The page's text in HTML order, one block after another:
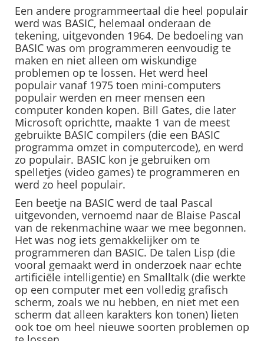
Een andere programmeertaal die heel populair
werd was BASIC, helemaal onderaan de
tekening, uitgevonden 1964. De bedoeling van
BASIC was om programmeren eenvoudig te
maken en niet alleen om wiskundige
problemen op te lossen. Het werd heel
populair vanaf 1975 toen mini-computers
populair werden en meer mensen een
computer konden kopen. Bill Gates, die later
Microsoft oprichtte, maakte 1 van de meest
gebruikte BASIC compilers (die een BASIC
programma omzet in computercode), en werd
zo populair. BASIC kon je gebruiken om
spelletjes (video games) te programmeren en
werd zo heel populair.
Een beetje na BASIC werd de taal Pascal
uitgevonden, vernoemd naar de Blaise Pascal
van de rekenmachine waar we mee begonnen.
Het was nog iets gemakkelijker om te
programmeren dan BASIC. De talen Lisp (die
vooral gemaakt werd in onderzoek naar echte
artificiële intelligentie) en Smalltalk (die werkte
op een computer met een volledig grafisch
scherm, zoals we nu hebben, en niet met een
scherm dat alleen karakters kon tonen) lieten
ook toe om heel nieuwe soorten problemen op